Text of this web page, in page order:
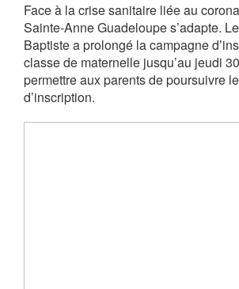
Face à la crise sanitaire liée au
Sainte-Anne Guadeloupe s’adapte.
Baptiste a prolongé la campagne
classe de maternelle jusqu’au jeudi
permettre aux parents de poursuivre
d’inscription.